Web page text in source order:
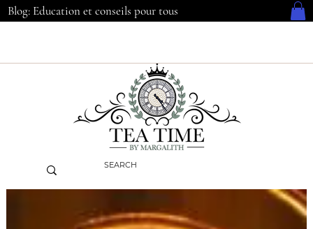
Blog: Education et conseils pour tous